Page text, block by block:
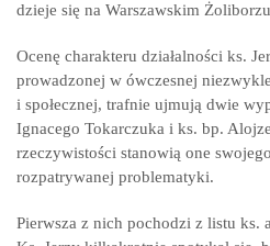
dzieje się na Warszawskim
Ocenę charakteru działalności ks.
prowadzonej w ówczesnej
i społecznej, trafnie ujmują dwie
Ignacego Tokarczuka i ks. bp.
rzeczywistości stanowią one
rozpatrywanej problematyki.
Pierwsza z nich pochodzi z listu ks.